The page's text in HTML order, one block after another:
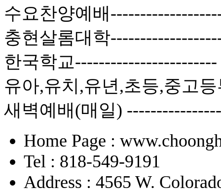
수요찬양예배
충현살롬대학
한국학교
유아,유치,유년,초등,중고
새벽예배(매일)
Home Page :
Tel : 818-549-9191
Address : 4565 W.